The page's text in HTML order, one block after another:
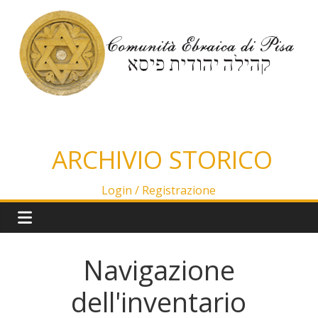
contenuto
ARCHIVIO STORICO
Login / Registrazione
Navigazione
dell'inventario